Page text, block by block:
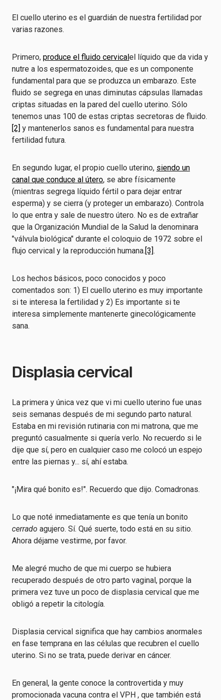
El cuello uterino es el guardián de nuestra fertilidad por
varias razones.
Primero, produce el fluido cervicalel líquido que da vida y
nutre a los espermatozoides, que es un componente
fundamental para que se produzca un embarazo. Este
fluido se segrega en unas diminutas cápsulas llamadas
criptas situadas en la pared del cuello uterino. Sólo
tenemos unas 100 de estas criptas secretoras de fluido.
[2] y mantenerlos sanos es fundamental para nuestra
fertilidad futura.
En segundo lugar, el propio cuello uterino, siendo un
canal que conduce al útero, se abre físicamente
(mientras segrega líquido fértil o para dejar entrar
esperma) y se cierra (y proteger un embarazo). Controla
lo que entra y sale de nuestro útero. No es de extrañar
que la Organización Mundial de la Salud la denominara
"válvula biológica" durante el coloquio de 1972 sobre el
flujo cervical y la reproducción humana.[3].
Los hechos básicos, poco conocidos y poco
comentados son: 1) El cuello uterino es muy importante
si te interesa la fertilidad y 2) Es importante si te
interesa simplemente mantenerte ginecológicamente
sana.
Displasia cervical
La primera y única vez que vi mi cuello uterino fue unas
seis semanas después de mi segundo parto natural.
Estaba en mi revisión rutinaria con mi matrona, que me
preguntó casualmente si quería verlo. No recuerdo si le
dije que sí, pero en cualquier caso me colocó un espejo
entre las piernas y... sí, ahí estaba.
"¡Mira qué bonito es!". Recuerdo que dijo. Comadronas.
Lo que noté inmediatamente es que tenía un bonito
cerrado agujero. Sí. Qué suerte, todo está en su sitio.
Ahora déjame vestirme, por favor.
Me alegré mucho de que mi cuerpo se hubiera
recuperado después de otro parto vaginal, porque la
primera vez tuve un poco de displasia cervical que me
obligó a repetir la citología.
Displasia cervical significa que hay cambios anormales
en fase temprana en las células que recubren el cuello
uterino. Si no se trata, puede derivar en cáncer.
En general, la gente conoce la controvertida y muy
promocionada vacuna contra el VPH , que también está